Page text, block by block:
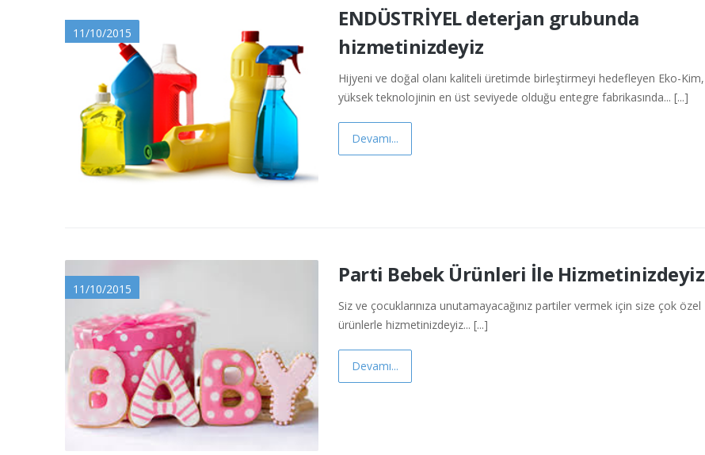
11/10/2015
ENDÜSTRİYEL deterjan grubunda
hizmetinizdeyiz
Hijyeni ve doğal olanı kaliteli üretimde birleştirmeyi hedefleyen Eko-Kim,
yüksek teknolojinin en üst seviyede olduğu entegre fabrikasında... [...]
Devamı...
11/10/2015
Parti Bebek Ürünleri İle Hizmetinizdeyiz
Siz ve çocuklarınıza unutamayacağınız partiler vermek için size çok özel
ürünlerle hizmetinizdeyiz... [...]
Devamı...